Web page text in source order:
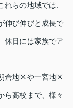
らの地域では、
伸び伸びと成長で
休日には家族でア
倉地区や一宮地区
ら高校まで、様々